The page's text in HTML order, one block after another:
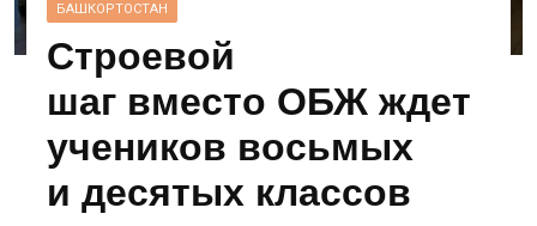
БАШКОРТОСТАН
Строевой
шаг вместо ОБЖ ждет
учеников восьмых
и десятых классов